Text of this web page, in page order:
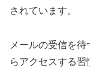
されています。
メールの受信を
らアクセスする